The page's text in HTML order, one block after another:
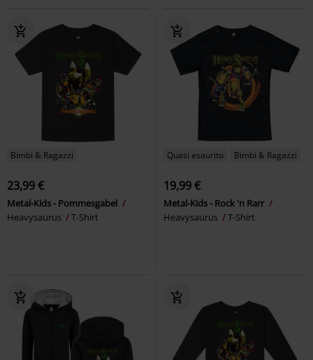
Bimbi & Ragazzi
23,99 €
Metal-Kids - Pommesgabel
Heavysaurus
T-Shirt
Quasi esaurito Bimbi & Ragazzi
19,99 €
Metal-Kids - Rock 'n Rarr
Heavysaurus
T-Shirt